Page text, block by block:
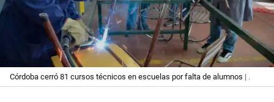
Córdoba cerró 81 cursos técnicos en escuelas por falta de alumnos | .